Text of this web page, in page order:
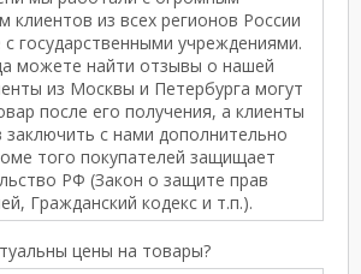
клиентов из всех регионов России
государственными учреждениями.
можете найти отзывы о нашей
из Москвы и Петербурга могут
после его получения, а клиенты
заключить с нами дополнительно
того покупателей защищает
РФ (Закон о защите прав
Гражданский кодекс и т.п.).
цены на товары?